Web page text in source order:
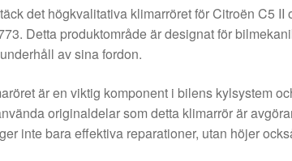
det högkvalitativa klimarröret för Citroën C5
Detta produktområde är designat för
av sina fordon.
är en viktig komponent i bilens kylsystem
originaldelar som detta klimarrör är
inte bara effektiva reparationer, utan höjer